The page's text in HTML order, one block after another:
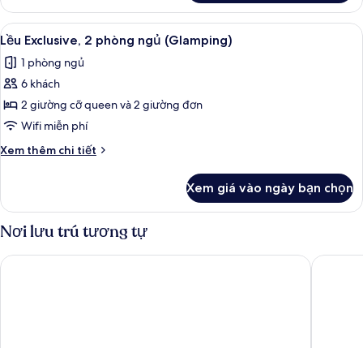
Bungalow
Premium
Xem
tất
cả
ảnh
Lều
Exclusive,
2
phòng
(Glamping)
Lều Exclusive, 2 phòng ngủ
3
Lều Exclusive, 2 phòng ngủ (Glamping)
1 phòng ngủ
6 khách
2 giường cỡ queen và 2 giường đơn
Wifi miễn phí
Xem thêm chi tiết
Chi
Lều
Exclusive,
2
phòng
ngủ
Xem giá vào ngày bạn chọn
Nơi lưu trú tương tự
Hotel Praia Hotel